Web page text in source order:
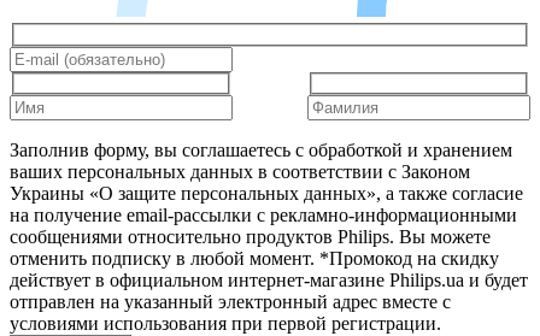
Заполнив форму, вы соглашаетесь с обработкой и хранением
ваших персональных данных в соответствии с Законом
Украины «О защите персональных данных», а также согласие
на получение email-рассылки с рекламно-информационными
сообщениями относительно продуктов Philips. Вы можете
отменить подписку в любой момент. *Промокод на скидку
действует в официальном интернет-магазине Philips.ua и будет
отправлен на указанный электронный адрес вместе с
условиями использования при первой регистрации.